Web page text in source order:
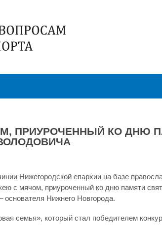
ПРИУРОЧЕННЫЙ КО ДНЮ
Нижегородской епархии на базе
с мячом, приуроченный ко дню памяти
основателя Нижнего Новгорода.
семья», который стал победителем